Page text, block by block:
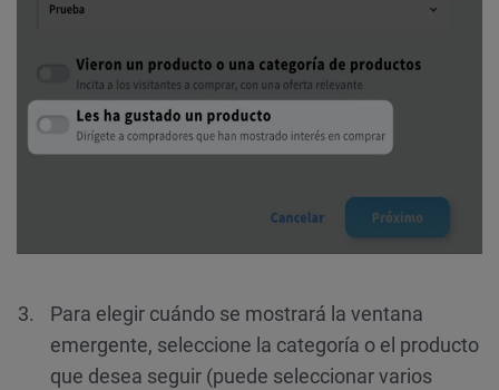
Para elegir cuándo se mostrará la ventana
emergente, seleccione la categoría o el producto
que desea seguir (puede seleccionar varios